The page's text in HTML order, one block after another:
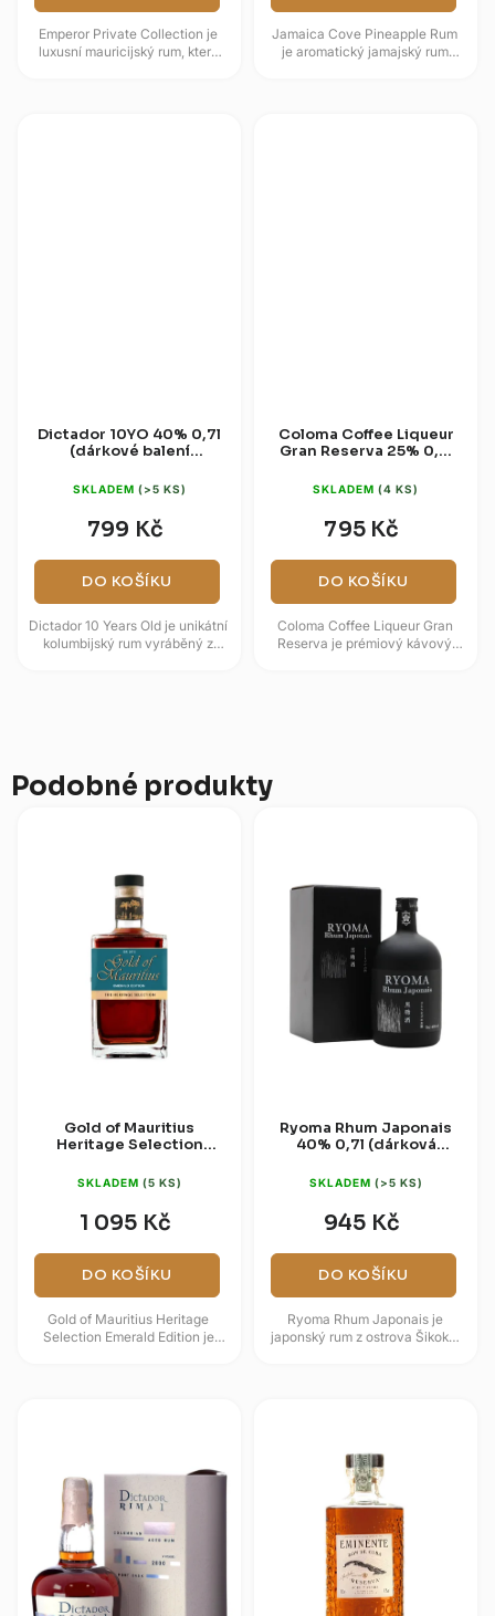
Emperor Private Collection je
luxusní mauricijský rum, který
Jamaica Cove Pineapple Rum
je aromatický jamajský rum
Dictador 10YO 40% 0,7l
(dárkové balení
SKLADEM (>5 KS)
799 Kč
DO KOŠÍKU
Dictador 10 Years Old je unikátní
kolumbijský rum vyráběný z
Coloma Coffee Liqueur
Gran Reserva 25% 0,7l
SKLADEM (4 KS)
795 Kč
DO KOŠÍKU
Coloma Coffee Liqueur Gran
Reserva je prémiový kávový
Podobné produkty
Gold of Mauritius
Heritage Selection
0,7l
SKLADEM (5 KS)
1 095 Kč
DO KOŠÍKU
Gold of Mauritius Heritage
Selection Emerald Edition je
Ryoma Rhum Japonais
40% 0,7l (dárková
SKLADEM (>5 KS)
945 Kč
DO KOŠÍKU
Ryoma Rhum Japonais je
japonský rum z ostrova Šikoku,